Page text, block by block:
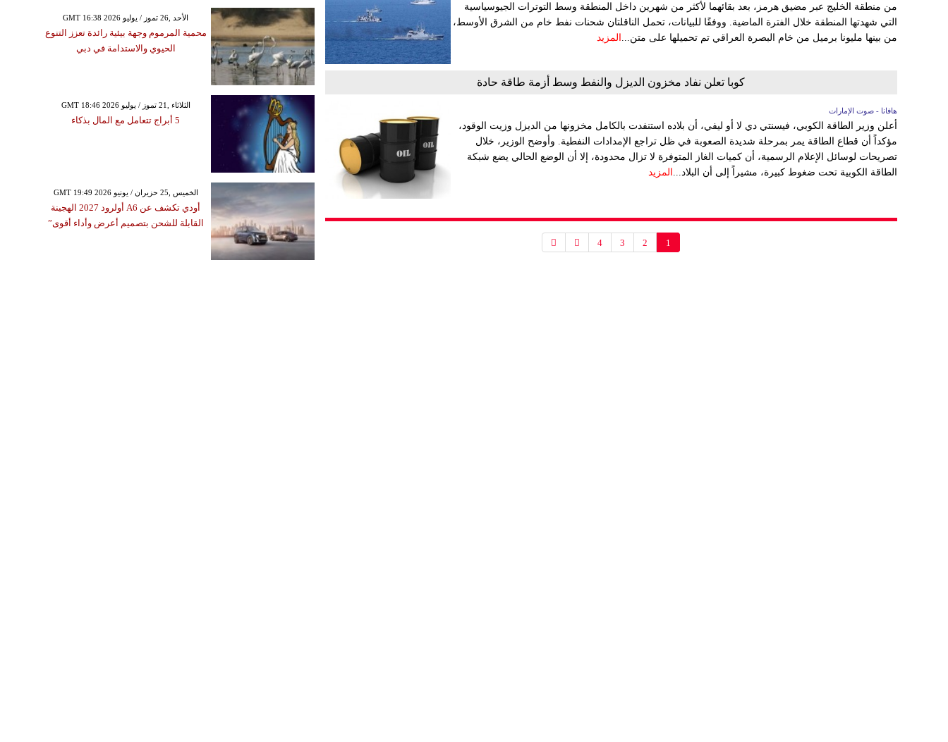
من منطقة الخليج عبر مضيق هرمز، بعد بقائهما لأكثر من شهرين داخل المنطقة وسط التوترات الجيوسياسية
التي شهدتها المنطقة خلال الفترة الماضية. ووفقًا للبيانات، تحمل الناقلتان شحنات نفط خام من الشرق الأوسط،
من بينها مليونا برميل من خام البصرة العراقي تم تحميلها على متن...
المزيد
كوبا تعلن نفاد مخزون الديزل والنفط وسط أزمة طاقة حادة
هافانا - صوت الإمارات
أعلن وزير الطاقة الكوبي، فيسنتي دي لا أو ليفي، أن بلاده استنفدت بالكامل مخزونها من الديزل وزيت الوقود،
مؤكداً أن قطاع الطاقة يمر بمرحلة شديدة الصعوبة في ظل تراجع الإمدادات النفطية. وأوضح الوزير، خلال
تصريحات لوسائل الإعلام الرسمية، أن كميات الغاز المتوفرة لا تزال محدودة، إلا أن الوضع الحالي يضع شبكة
الطاقة الكوبية تحت ضغوط كبيرة، مشيراً إلى أن البلاد... المزيد
1
2
3
4
GMT 16:38 2026 الأحد ,26 تموز / يوليو
محمية المرموم وجهة بيئية رائدة تعزز التنوع
الحيوي والاستدامة في دبي
GMT 18:46 2026 الثلاثاء ,21 تموز / يوليو
5 أبراج تتعامل مع المال بذكاء
GMT 19:49 2026 الخميس ,25 حزيران / يونيو
أودي تكشف عن A6 أولرود 2027 الهجينة
القابلة للشحن بتصميم أعرض وأداء أقوى”